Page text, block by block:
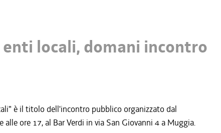
locali, domani incontro
è il titolo dell'incontro pubblico organizzato dal
ore 17, al Bar Verdi in via San Giovanni 4 a Muggia.